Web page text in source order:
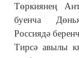
Төркиянең
буенча
Россиядә
Тирсә авылы